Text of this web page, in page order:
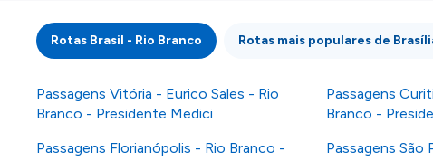
Rotas Brasil - Rio Branco Rotas mais populares de
Passagens Vitória - Eurico Sales - Rio
Branco - Presidente Medici
Passagens
Branco -
Passagens Florianópolis - Rio Branco -
Passagens São